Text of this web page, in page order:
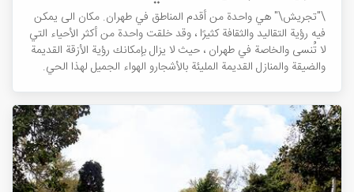
\"تجريش\" هي واحدة من أقدم المناطق في طهران. مكان الی يمكن
فيه رؤية التقاليد والثقافة كثيرًا ، وقد خلقت واحدة من أكثر الأحياء التي
لا تُنسى والخاصة في طهران ، حيث لا يزال بإمكانك رؤية الأزقة القديمة
والضيقة والمنازل القديمة المليئة بالأشجارو الهواء الجميل لهذا الحي.